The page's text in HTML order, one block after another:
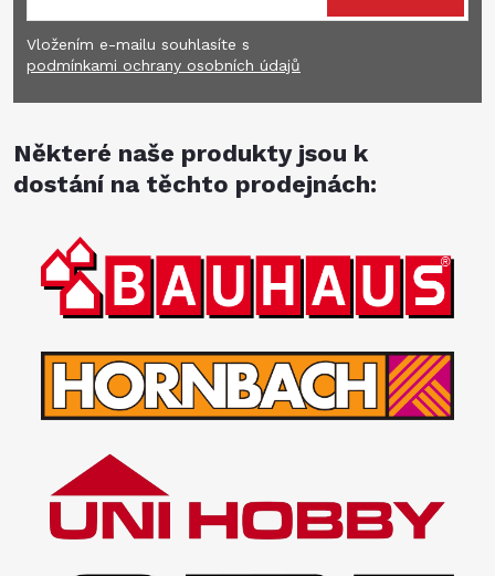
Vložením e-mailu souhlasíte s
podmínkami ochrany osobních údajů
Některé naše produkty jsou k
dostání na těchto prodejnách: